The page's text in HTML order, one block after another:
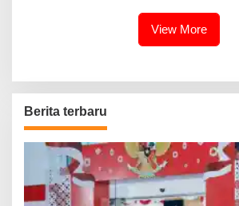
View More
Berita terbaru